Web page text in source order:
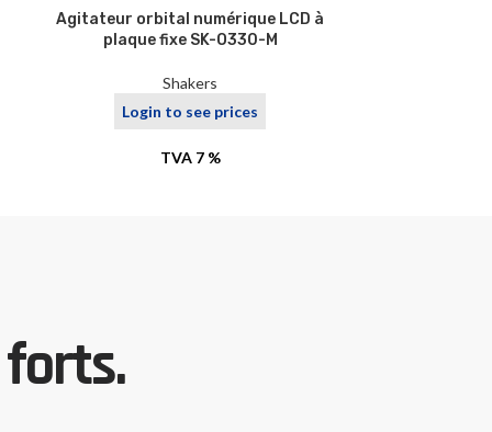
Agitateur orbital numérique LCD à
plaque fixe SK-O330-M
Shakers
Login to see prices
TVA 7 %